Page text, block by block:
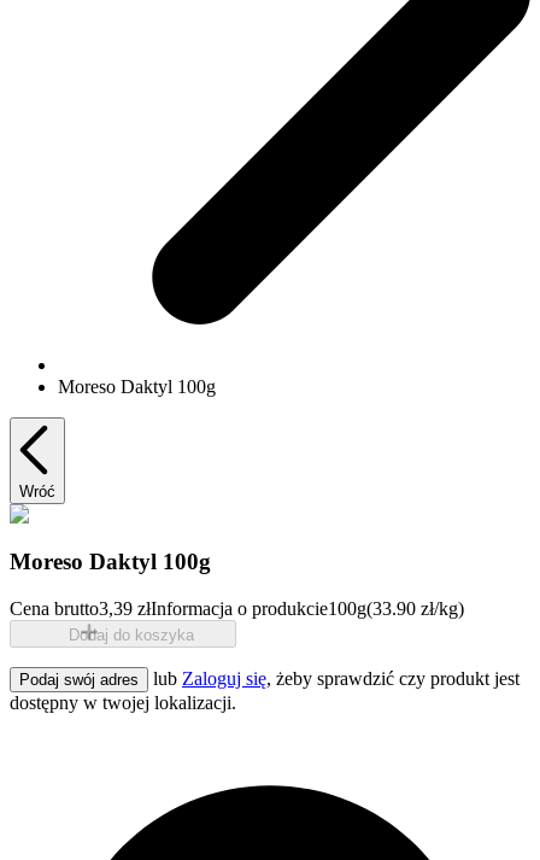
Moreso Daktyl 100g
Wróć
Moreso Daktyl 100g
Cena brutto3,39 złInformacja o produkcie100g(33.90 zł/kg)
Dodaj do koszyka
Podaj swój adres lub Zaloguj się, żeby sprawdzić czy produkt jest
dostępny w twojej lokalizacji.